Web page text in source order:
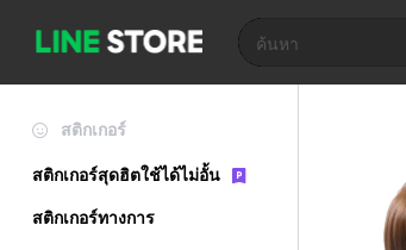
สติกเกอร์
สติกเกอร์สุดฮิตใช้ได้ไม่อั้น
สติกเกอร์ทางการ